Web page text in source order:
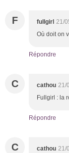
F fullgirl 21/
Où doit on
Répondre
C cathou 21/
Fullgirl : la
Répondre
C cathou 21/